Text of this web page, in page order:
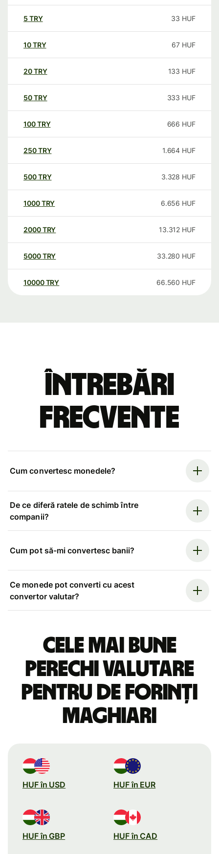
5 TRY 33 HUF
10TRY 67 HUF
20TRY 133 HUF
50TRY 333 HUF
100TRY 666 HUF
250TRY 1.664 HUF
500TRY 3.328 HUF
1000TRY 6.656 HUF
2000TRY 13.312 HUF
5000TRY 33.280 HUF
10000 TRY 66.560 HUF
Întrebări
frecvente
Cum convertesc monedele?
De ce diferă ratele de schimb între
companii?
Cum pot să-mi convertesc banii?
Ce monede pot converti cu acest
convertor valutar?
Cele mai bune
perechi valutare
pentru de forinți
maghiari
HUF în USD HUF în EUR
HUF în GBP HUF în CAD